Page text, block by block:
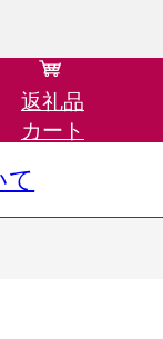
返礼品
カート
て